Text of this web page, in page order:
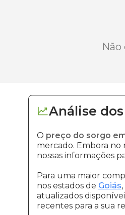
Análise dos
O preço do sorgo
mercado. Embora no
nossas informações
Para uma maior
nos estados de Goiás,
atualizados
recentes para a sua